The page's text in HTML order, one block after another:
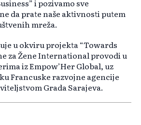
i pozivamo sve
da prate naše aktivnosti putem
mreža.
u okviru projekta “Towards
za Žene International provodi u
iz Empow’Her Global, uz
Francuske razvojne agencije
Grada Sarajeva.